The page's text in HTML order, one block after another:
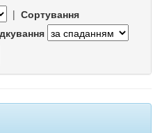
| Сортування